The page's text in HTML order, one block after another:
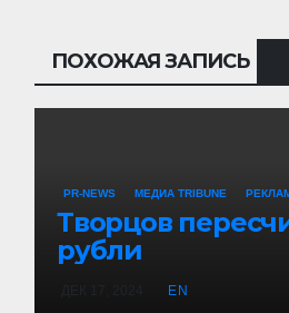
ПОХОЖАЯ ЗАПИСЬ
PR-NEWS МЕДИА TRIBUNE
Творцов
рубли
EN